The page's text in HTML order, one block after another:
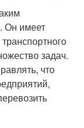
Он имеет
задач.
что